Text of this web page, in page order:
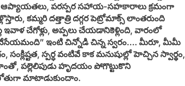
పరస్పర సహాయ-సహకారాలు క్రమంగా
కమ్మరి దత్తాత్రి దగ్గర పెట్రోమాక్స్ లాంతరుంది
ఇవాళ చేగోళ్లు, అప్పలు చేయడానికెళ్లింది, వారంలో
ఇంటి చిన్నోడి చిన్న స్వరం…. మీరూ, మీమీ
స్పర్ధ వంటివే కాక మనుషుల్లో హెచ్చిన స్వార్థం,
పల్లెలిపుడు హృదయం పోగొట్టుకొని
లోతుగా మాటాడుకుందాం.